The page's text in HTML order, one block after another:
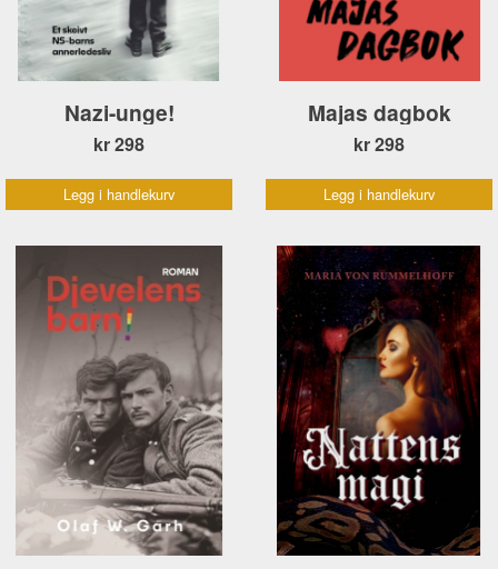
Nazi-unge!
kr 298
Legg i handlekurv
Majas dagbok
kr 298
Legg i handlekurv